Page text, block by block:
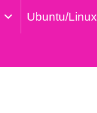
Ubuntu/Linux